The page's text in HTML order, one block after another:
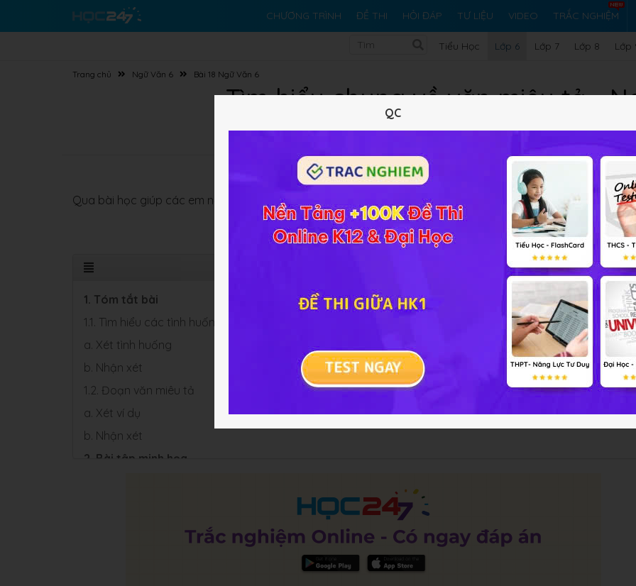
CHƯƠNG TRÌNH ĐỀ THI HỎI ĐÁP TƯ LIỆU VIDEO TRẮC NGHIỆM
Tiểu Học Lớp 6 Lớp 7 Lớp 8 Lớp
Trang chủ Ngữ Văn 6 Bài 18 Ngữ Văn 6
Tìm hiểu chung về văn miêu tả -
Qua bài học giúp các em nắm được mục đích của miêu tả cách miêu tả trong văn bản.
1. Tóm tắt bài
1.1. Tìm hiểu các tình huống
a. Xét tình huống
b. Nhận xét
1.2. Đoạn văn miêu tả
a. Xét ví dụ
b. Nhận xét
2. Bài tập minh họa
QC